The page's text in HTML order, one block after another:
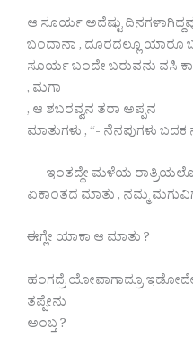
ಆ ಸೂರ್ಯ ಅದೆಷ್ಟು
ಬಂದಾನಾ , ದೂರದಲ್ಲೂ ಯಾರೂ
‌ಸೂರ್ಯ ಬಂದೇ ಬರುವನು ವಸಿ
, ಮಗಾ
, ಆ ಶಬರವ್ವನ ತರಾ ಅಪ್ಪನ
ಮಾತುಗಳು , “- ನೆನಪುಗಳು ಬದಕ
ಇಂತದ್ದೇ ಮಳೆಯ
ಏಕಾಂತದ ಮಾತು , ನಮ್ಮ
ಈಗ್ಲೇ ಯಾಕಾ ಆ ಮಾತು ?
ಹಂಗದ್ರೆ ಯೋವಾಗಾದ್ರೂ ಇಡೋದೇ
ತಪ್ಪೇನು
ಅಂಬ್ತ ?